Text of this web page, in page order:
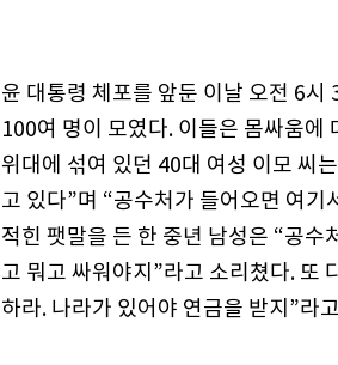
윤 대통령 체포를 앞둔 이날 오전 6
100여 명이 모였다. 이들은 몸싸움에
위대에 섞여 있던 40대 여성 이모 씨
고 있다”며 “공수처가 들어오면 여기
적힌 팻말을 든 한 중년 남성은 “공수
고 뭐고 싸워야지”라고 소리쳤다. 또
하라. 나라가 있어야 연금을 받지”라